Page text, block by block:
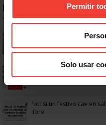
Permitir
Solo usar
NOTICIAS MÁS LEÍDAS
Se actualizan las
anticipada por
Ya os podéis descargar
No: si un festivo cae en
libre